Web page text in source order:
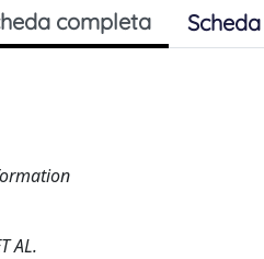
completa
AL.